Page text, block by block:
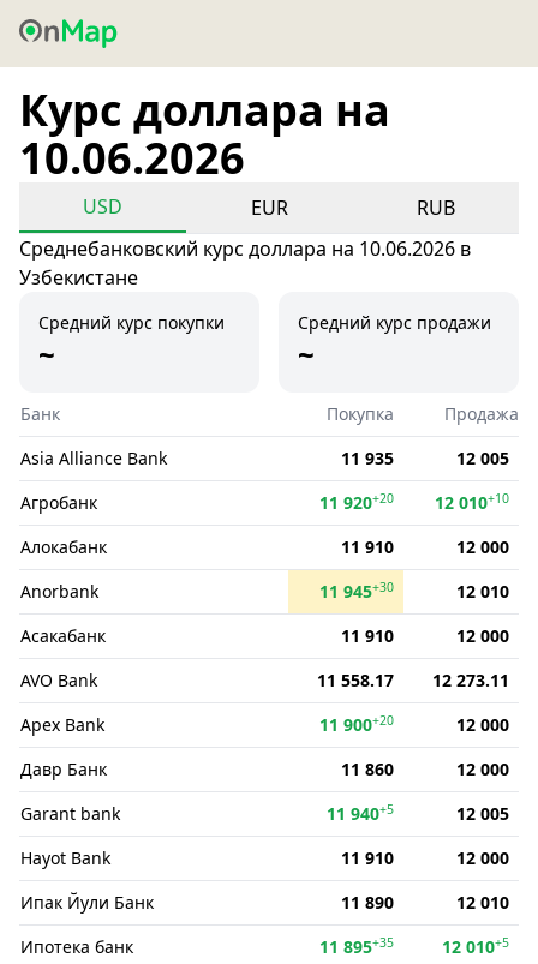
Курс доллара на
10.06.2026
USD EUR
RUB
Среднебанковский курс доллара на 10.06.2026 в
Узбекистане
Средний курс покупки
~
Средний курс продажи
~
Банк Покупка
Продажа
Asia Alliance Bank
11 935
12 005
Агробанк
11 920+20 12 010+10
Алокабанк 11 910
12 000
Anorbank
11 945+30
12 010
Асакабанк
11 910
12 000
AVO Bank
11 558.17
12 273.11
Apex Bank
11 900+20
12 000
Давр Банк
11 860
12 000
Garant bank
11 940+5
12 005
Hayot Bank
11 910
12 000
Ипак Йули Банк
11 890
12 010
Ипотека банк
11 895+35 12 010+5